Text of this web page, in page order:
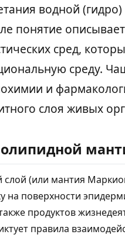
водной
понятие
сред,
среду.
и
слоя живых
(или мантия
поверхности
продуктов
правила